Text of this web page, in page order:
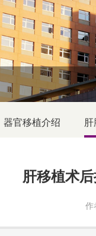
器官移植介绍
肝移植术
作